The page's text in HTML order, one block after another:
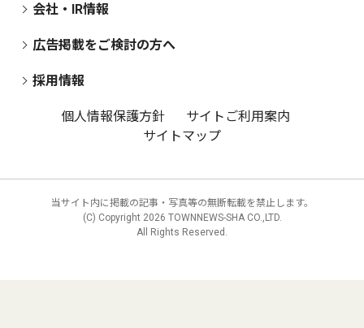
会社・IR情報
広告掲載をご検討の方へ
採用情報
個人情報保護方針
サイトご利用案内
サイトマップ
当サイト内に掲載の記事・写真等の無断転載を禁止します。
(C) Copyright 2026 TOWNNEWS-SHA CO.,LTD.
All Rights Reserved.